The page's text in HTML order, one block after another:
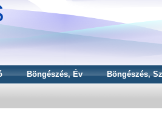
Böngészés, Év Böngészés,